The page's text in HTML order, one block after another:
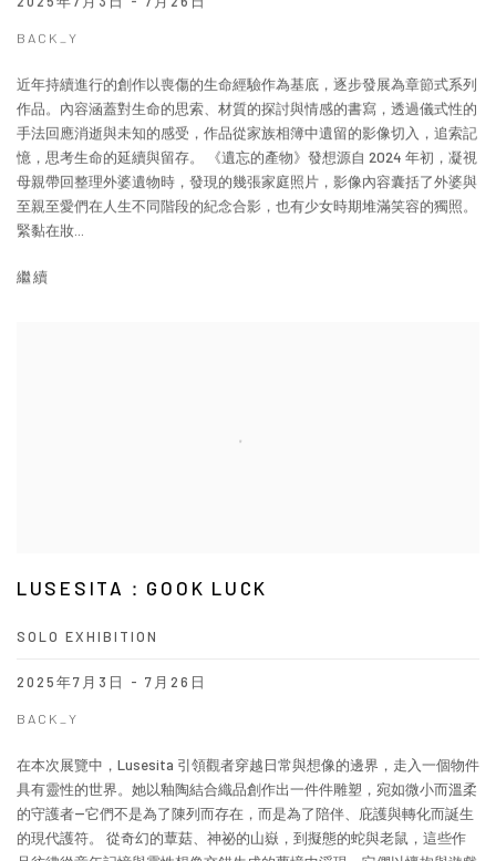
BACK_Y
近年持續進行的創作以喪傷的生命經驗作為基底，逐步發展為章節式系列
作品。內容涵蓋對生命的思索、材質的探討與情感的書寫，透過儀式性的
手法回應消逝與未知的感受，作品從家族相簿中遺留的影像切入，追索記
憶，思考生命的延續與留存。 《遺忘的產物》發想源自 2024 年初，凝視
母親帶回整理外婆遺物時，發現的幾張家庭照片，影像內容囊括了外婆與
至親至愛們在人生不同階段的紀念合影，也有少女時期堆滿笑容的獨照。
緊黏在妝...
繼續
LUSESITA：GOOK LUCK
SOLO EXHIBITION
2025年7月3日 - 7月26日
BACK_Y
在本次展覽中，Lusesita 引領觀者穿越日常與想像的邊界，走入一個物件
具有靈性的世界。她以釉陶結合織品創作出一件件雕塑，宛如微小而溫柔
的守護者--它們不是為了陳列而存在，而是為了陪伴、庇護與轉化而誕生
的現代護符。 從奇幻的蕈菇、神祕的山嶽，到擬態的蛇與老鼠，這些作